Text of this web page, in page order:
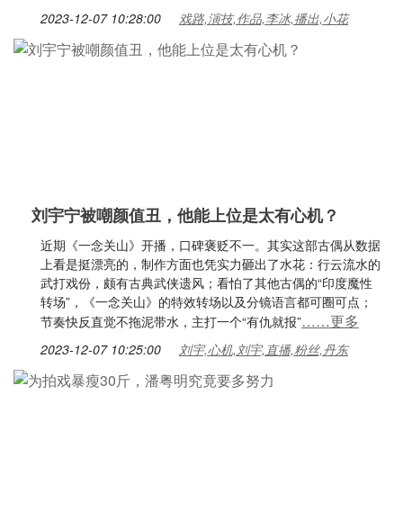
2023-12-07 10:28:00 戏路,演技,作品,李冰,播出,小花
刘宇宁被嘲颜值丑，他能上位是太有心机？
近期《一念关山》开播，口碑褒贬不一。其实这部古偶从数据
上看是挺漂亮的，制作方面也凭实力砸出了水花：行云流水的
武打戏份，颇有古典武侠遗风；看怕了其他古偶的“印度魔性
转场”，《一念关山》的特效转场以及分镜语言都可圈可点；
节奏快反直觉不拖泥带水，主打一个“有仇就报”……更多
2023-12-07 10:25:00 刘宇,心机,刘宇,直播,粉丝,丹东